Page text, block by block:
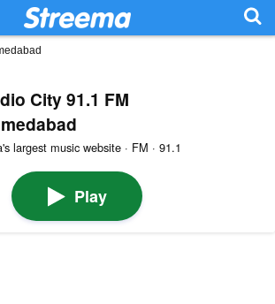
City 91.1 FM
largest music website · FM · 91.1
Play